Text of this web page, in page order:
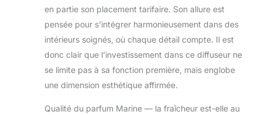
en partie son placement tarifaire. Son allure est
pensée pour s’intégrer harmonieusement dans des
intérieurs soignés, où chaque détail compte. Il est
donc clair que l’investissement dans ce diffuseur ne
se limite pas à sa fonction première, mais englobe
une dimension esthétique affirmée.
Qualité du parfum Marine — la fraîcheur est-elle au